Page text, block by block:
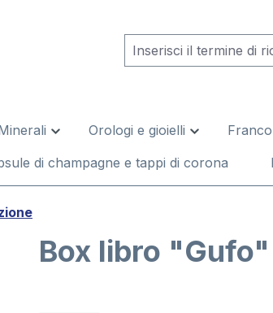
Orologi e gioielli
di champagne e tappi di corona
Box libro "Gufo"